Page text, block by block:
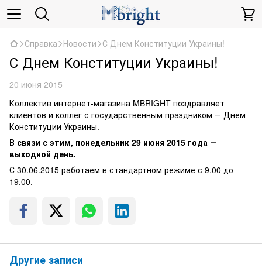
Справка Новости С Днем Конституции Украины!
С Днем Конституции Украины!
20 июня 2015
Коллектив интернет-магазина MBRIGHT поздравляет
клиентов и коллег с государственным праздником ― Днем
Конституции Украины.
В связи с этим, понедельник 29 июня 2015 года ―
выходной день.
С 30.06.2015 работаем в стандартном режиме с 9.00 до
19.00.
Другие записи